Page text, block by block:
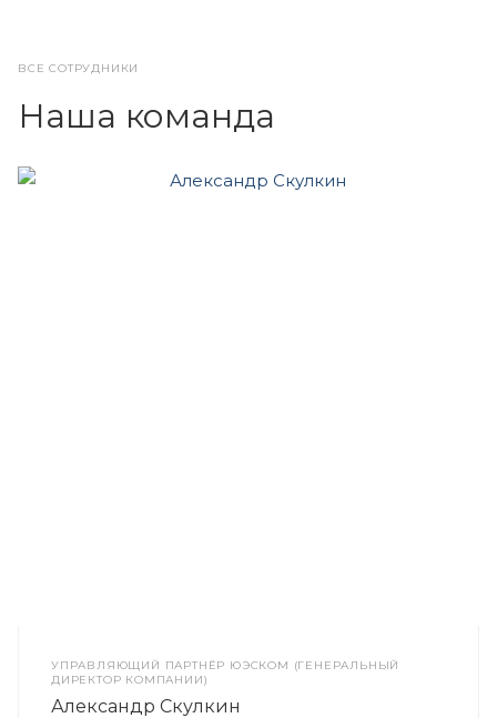
ВСЕ СОТРУДНИКИ
Наша команда
УПРАВЛЯЮЩИЙ ПАРТНЁР ЮЭСКОМ (ГЕНЕРАЛЬНЫЙ
ДИРЕКТОР КОМПАНИИ)
Александр Скулкин